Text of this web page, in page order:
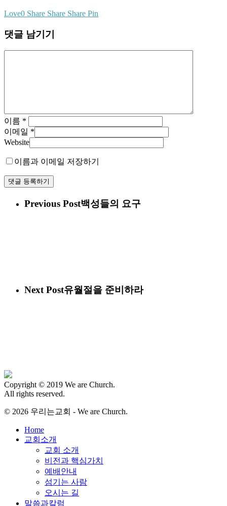
Love0 Share Share Share Pin
댓글 남기기
이름 *
이메일 *
Website
이름과 이메일 저장하기
Previous Post백성들의 요구
Next Post유월절을 준비하라
Copyright © 2019 We are Church.
All rights reserved.
© 2026 우리는교회 - We are Church.
Close
Menu
Home
교회소개
교회 소개
비전과 핵심가치
예배안내
섬기는 사람
오시는 길
말씀과칼럼